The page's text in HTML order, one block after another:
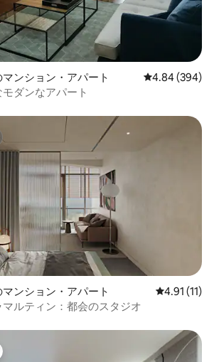
ンション・アパート レビュー394
4.84 (394)
ダンなアパート
ンション・アパート レビュー11
4.91 (11)
ルティン：都会のスタジオ